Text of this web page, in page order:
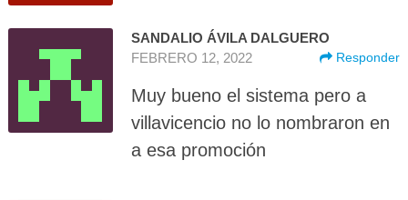
SANDALIO ÁVILA DALGUERO
FEBRERO 12, 2022
Responder
Muy bueno el sistema pero a
villavicencio no lo nombraron en
a esa promoción